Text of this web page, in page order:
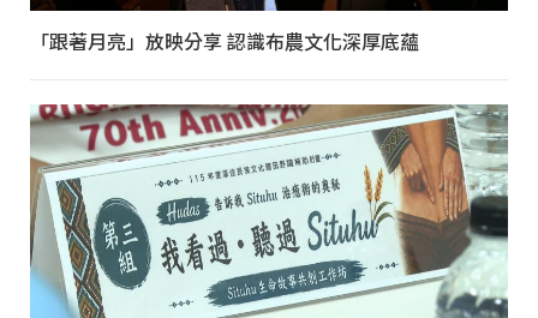
「跟著月亮」放映分享 認識布農文化深厚底蘊